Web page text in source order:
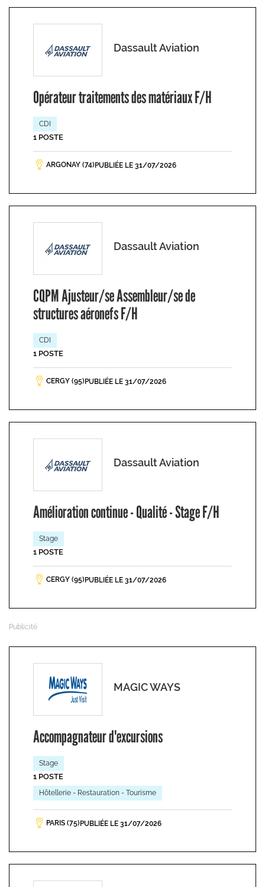
Dassault Aviation
Opérateur traitements des matériaux F/H
CDI
1 POSTE
ARGONAY (74) PUBLIÉE LE 31/07/2026
Dassault Aviation
CQPM Ajusteur/se Assembleur/se de
structures aéronefs F/H
CDI
1 POSTE
CERGY (95) PUBLIÉE LE 31/07/2026
Dassault Aviation
Amélioration continue - Qualité - Stage F/H
Stage
1 POSTE
CERGY (95) PUBLIÉE LE 31/07/2026
MAGIC WAYS
Accompagnateur d'excursions
Stage
1 POSTE
Hôtellerie - Restauration - Tourisme
PARIS (75) PUBLIÉE LE 31/07/2026